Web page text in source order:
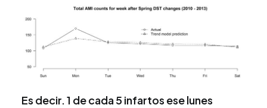
Es decir. 1 de cada 5 infartos ese lunes